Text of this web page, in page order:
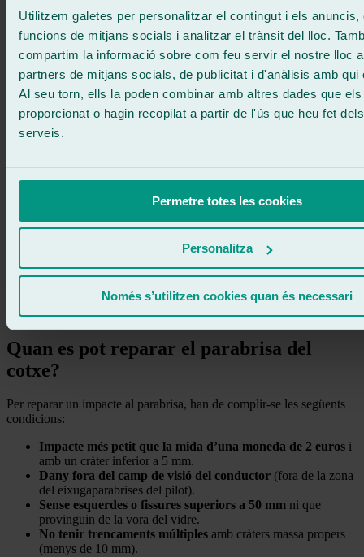
Utilitzem galetes per personalitzar el contingut i els anuncis,
funcions de mitjans socials i analitzar el trànsit del lloc.
compartim la informació sobre com feu servir el nostre lloc
partners de mitjans socials, de publicitat i d'anàlisis amb qui
Al seu torn, ells la poden combinar amb altres dades que els
proporcionat o hagin recopilat a partir de l'ús que heu fet
serveis.
Permetre totes les cookies
Personalitza
Només s’utilitzen cookies quan és necessari
Pedir cita
Quan es pot reparar el parabrisa del
cotxe?
Per reparar un impacte al parabrisa, han de complir-se les següents
condicions:
Impacte més petit que la mida d’una moneda de 2 euros i
amb un cràter inferior a 5 mm.
Dany fora del camp de visió del conductor (fora de la zona
del eixugaparabrises del pilot).
Sense esquerdes o fissures superiors a 50 mm ni que
provinguin de la vora del vidre.
No tenir trencaments múltiples amb cràters massa propers
(menys de 10 mm).